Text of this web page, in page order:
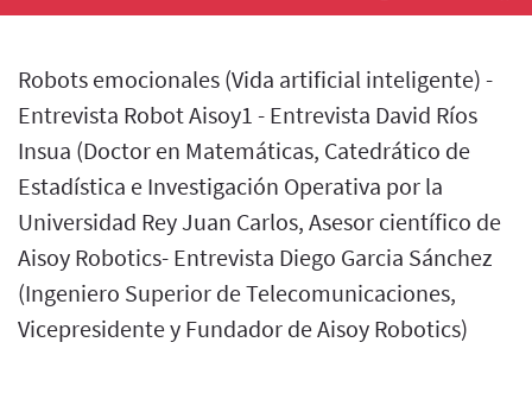
Robots emocionales (Vida artificial inteligente) -
Entrevista Robot Aisoy1 - Entrevista David Ríos
Insua (Doctor en Matemáticas, Catedrático de
Estadística e Investigación Operativa por la
Universidad Rey Juan Carlos, Asesor científico de
Aisoy Robotics- Entrevista Diego Garcia Sánchez
(Ingeniero Superior de Telecomunicaciones,
Vicepresidente y Fundador de Aisoy Robotics)